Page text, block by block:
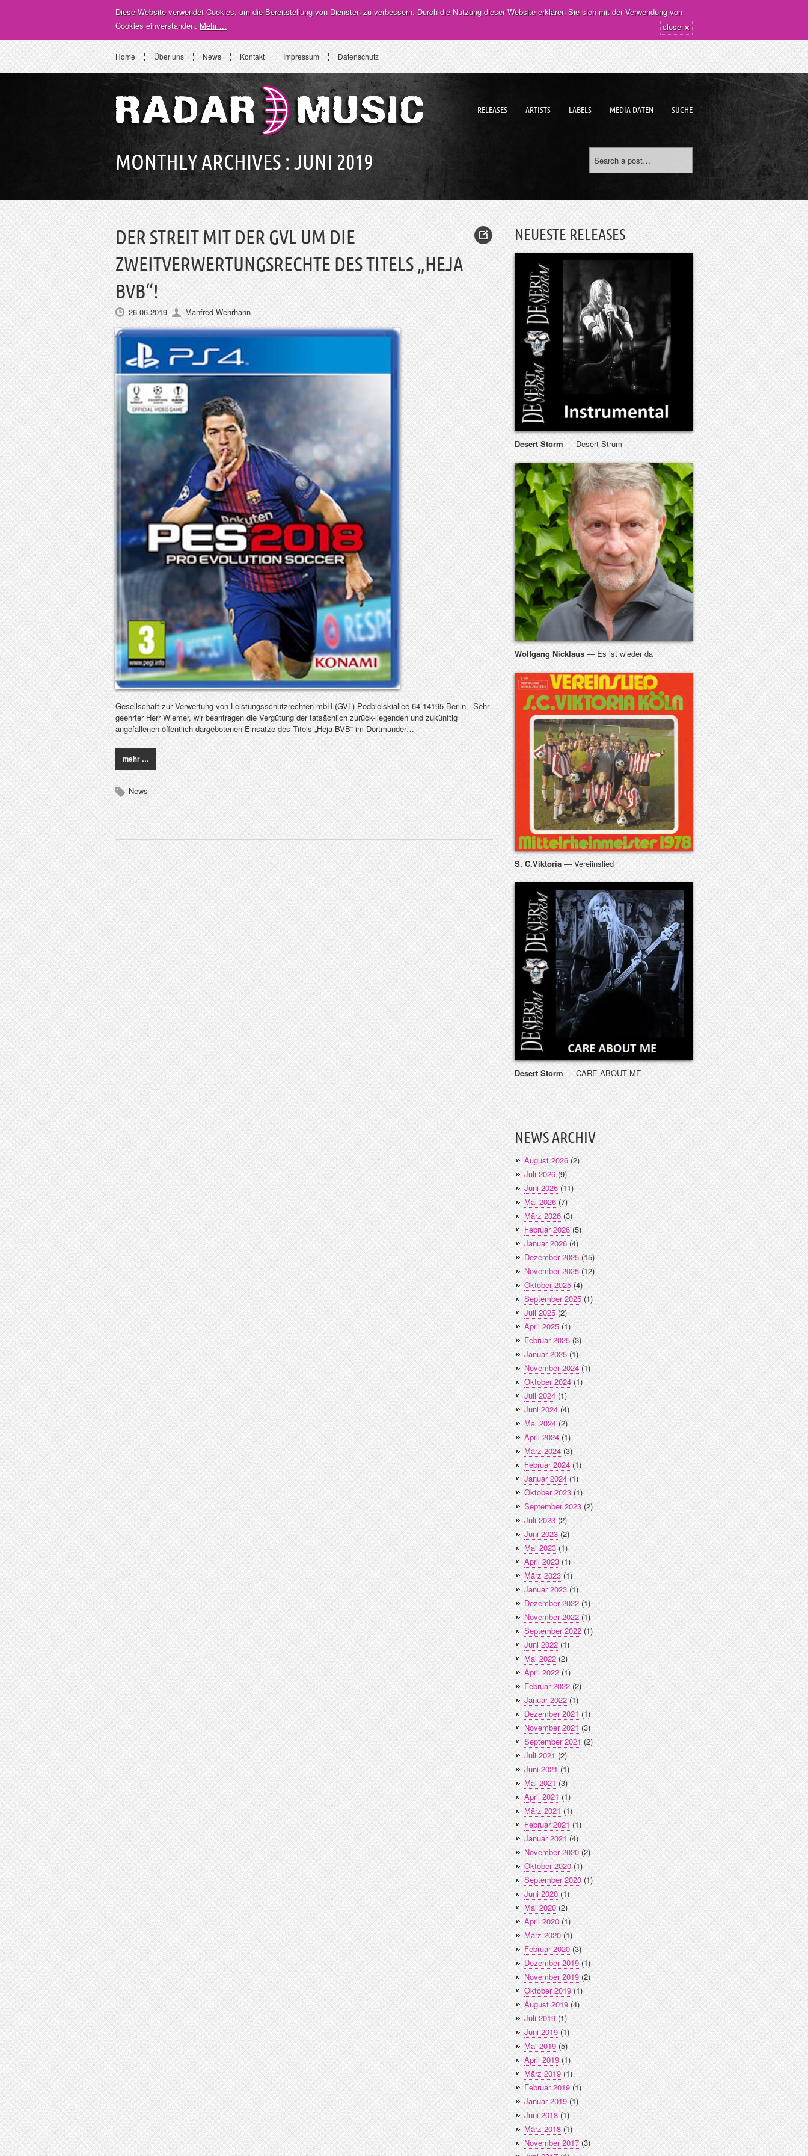
Diese Website verwendet Cookies, um die Bereitstellung von Diensten zu verbessern. Durch die Nutzung dieser Website erklären Sie sich mit der Verwendung von
Cookies einverstanden. Mehr ... close ×
Home Über uns News Kontakt Impressum Datenschutz
RELEASES ARTISTS LABELS MEDIA DATEN SUCHE
MONTHLY ARCHIVES :JUNI 2019
DER STREIT MIT DER GVL UM DIE
ZWEITVERWERTUNGSRECHTE DES TITELS „HEJA
BVB“!
26.06.2019 Manfred Wehrhahn
Gesellschaft zur Verwertung von Leistungsschutzrechten mbH (GVL) Podbielskiallee 64 14195 Berlin Sehr
geehrter Herr Wiemer, wir beantragen die Vergütung der tatsächlich zurück-liegenden und zukünftig
angefallenen öffentlich dargebotenen Einsätze des Titels „Heja BVB“ im Dortmunder…
mehr …
News
NEUESTE RELEASES
Desert Storm— Desert Strum
Wolfgang Nicklaus— Es ist wieder da
S. C.Viktoria— Vereiinslied
Desert Storm— CARE ABOUT ME
NEWS ARCHIV
August 2026(2)
Juli 2026(9)
Juni 2026(11)
Mai 2026(7)
März 2026(3)
Februar 2026(5)
Januar 2026(4)
Dezember 2025(15)
November 2025(12)
Oktober 2025(4)
September 2025(1)
Juli 2025(2)
April 2025(1)
Februar 2025(3)
Januar 2025(1)
November 2024(1)
Oktober 2024(1)
Juli 2024(1)
Juni 2024(4)
Mai 2024(2)
April 2024(1)
März 2024(3)
Februar 2024(1)
Januar 2024(1)
Oktober 2023(1)
September 2023(2)
Juli 2023(2)
Juni 2023(2)
Mai 2023(1)
April 2023(1)
März 2023(1)
Januar 2023(1)
Dezember 2022(1)
November 2022(1)
September 2022(1)
Juni 2022(1)
Mai 2022(2)
April 2022(1)
Februar 2022(2)
Januar 2022(1)
Dezember 2021(1)
November 2021(3)
September 2021(2)
Juli 2021(2)
Juni 2021(1)
Mai 2021(3)
April 2021(1)
März 2021(1)
Februar 2021(1)
Januar 2021(4)
November 2020(2)
Oktober 2020(1)
September 2020(1)
Juni 2020(1)
Mai 2020(2)
April 2020(1)
März 2020(1)
Februar 2020(3)
Dezember 2019(1)
November 2019(2)
Oktober 2019(1)
August 2019(4)
Juli 2019(1)
Juni 2019(1)
Mai 2019(5)
April 2019(1)
März 2019(1)
Februar 2019(1)
Januar 2019(1)
Juni 2018(1)
März 2018(1)
November 2017(3)